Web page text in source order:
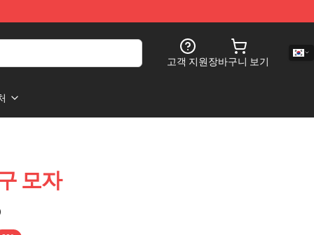
고객 지원장바구니 보기
모자